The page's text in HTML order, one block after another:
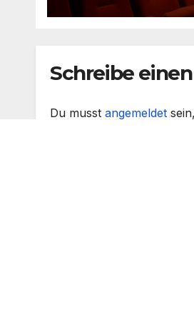
Schreibe
Du musst angemeldet